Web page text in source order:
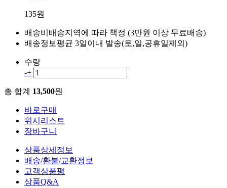
135원
배송비 배송지역에 따라 책정 (3만원 이상 무료배송)
배송정보평균 3일이내 발송(토,일,공휴일제외)
수량
-+
총 합계 13,500원
바로구매
위시리스트
장바구니
상품상세정보
배송/환불/교환정보
고객상품평
상품Q&A